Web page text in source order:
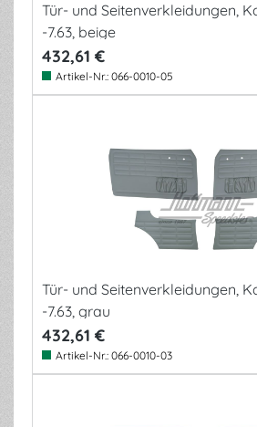
Tür- und Seitenverkleidungen,
-7.63, beige
432,61 €
Artikel-Nr.: 066-0010-05
Tür- und Seitenverkleidungen,
-7.63, grau
432,61 €
Artikel-Nr.: 066-0010-03